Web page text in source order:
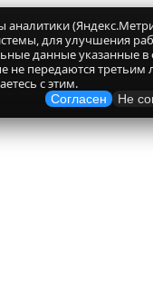
для улучшения
данные указанные
не передаются третьим
с этим.
Согласен Не